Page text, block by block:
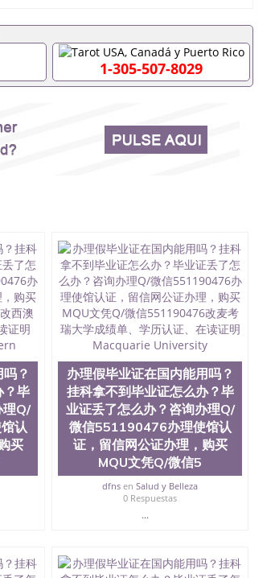
入职事业单位/国企假的毕业证会查吗
业证在国内能用吗, 挂科拿不到毕业证怎
以办学历认证吗,您是否因为中途辍学、挂
外551190476您是否因没正常毕业而导致
么办551190476找工作没有文凭怎么办,
国外大学文凭可以打工作吗551190476怎
哪里可以办理澳洲毕业证551190476留学
申请学校办理假的毕业证成绩单
改成绩单GPA分数551190476假毕业证能
速拿到国外文凭QQ微信551190476国外
泰国文凭办理QQ微信551190476法国
551190476国外硕士文凭办理QQ微信
微信551190476国外本科毕业证怎么办
文凭可找工作QQ微信551190476国外大
国外编号查询QQ微信551190476办理
网上购买真文凭可信吗QQ微信
办理QQ微信551190476如何办理学历认
立大学（San Jose State University, 又
悠久的大学之一，也是美西地区的公立大
于加利福尼亚州的著名综合性公立大
学术氛围，杰出的本科教育质量，被
各地的成百上千的海外学生前往求学。
的高等教育机构，并获誉为美国本科教
排名中表现优异。其毕业生大多可以在
生大三和大四的学期提供许多相应科系
圣何塞州立大学都占据着加州所有
附近的旧金山-圣何塞地区为全美的重要
，并有来自世界60余国的学生来此就
拍照或者视频确认再付余款； 7、快递给
教育部学历学位认证，留服真实存档可
1-305-507-8029
？
？毕
理Q/
认
买
办理假毕业证在国内能用吗？
挂科拿不到毕业证怎么办？毕
业证丢了怎么办？咨询办理Q/
微信551190476办理使馆认
证，留信网公证办理，购买
MQU文凭Q/微信5
dfns enSalud y Belleza
0 Respuestas
...